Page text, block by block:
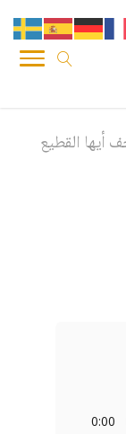
أيها القطيع
0:00